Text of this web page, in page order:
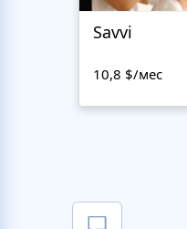
Savvi
10,8 $/мес